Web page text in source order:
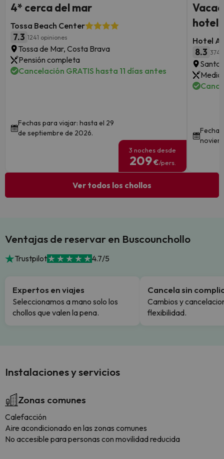
4* cerca del mar
Tossa Beach Center
7.3 1241 opiniones
Tossa de Mar, Costa Brava
Pensión completa
Cancelación GRATIS hasta 11 días antes
Fechas para viajar: hasta el 29
de septiembre de 2026.
3 noches desde
209€/pers.
hotel
Hotel
8.3 374
Santa
Media
Ver todos los chollos
Ventajas de reservar en Buscounchollo
Trustpilot 4.7/5
Expertos en viajes
Seleccionamos a mano solo los
chollos que valen la pena.
Cancela sin
Cambios y
flexibilidad.
Instalaciones y servicios
Zonas comunes
Calefacción
Aire acondicionado en las zonas comunes
No accesible para personas con movilidad reducida